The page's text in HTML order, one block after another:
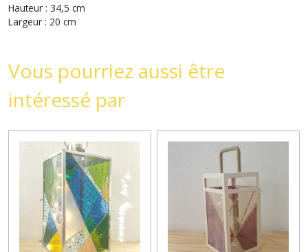
Hauteur : 34,5 cm
Largeur : 20 cm
Vous pourriez aussi être
intéressé par